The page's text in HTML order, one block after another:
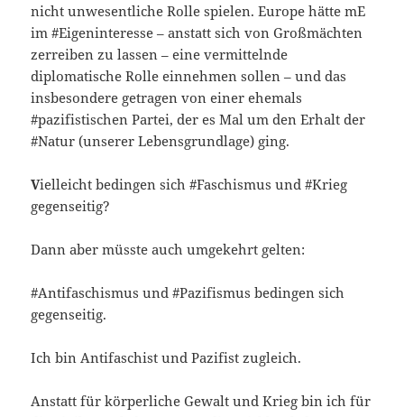
nicht unwesentliche Rolle spielen. Europe hätte mE
im #Eigeninteresse – anstatt sich von Großmächten
zerreiben zu lassen – eine vermittelnde
diplomatische Rolle einnehmen sollen – und das
insbesondere getragen von einer ehemals
#pazifistischen Partei, der es Mal um den Erhalt der
#Natur (unserer Lebensgrundlage) ging.
Vielleicht bedingen sich #Faschismus und #Krieg
gegenseitig?
Dann aber müsste auch umgekehrt gelten:
#Antifaschismus und #Pazifismus bedingen sich
gegenseitig.
Ich bin Antifaschist und Pazifist zugleich.
Anstatt für körperliche Gewalt und Krieg bin ich für